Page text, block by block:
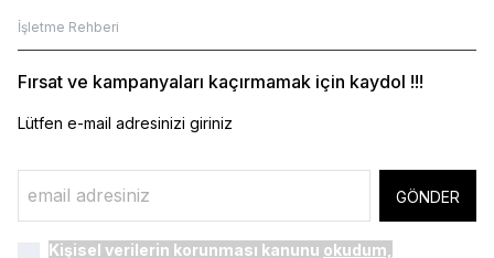
İşletme Rehberi
Fırsat ve kampanyaları kaçırmamak için kaydol !!!
Lütfen e-mail adresinizi giriniz
GÖNDER
Kişisel verilerin korunması kanunu okudum,